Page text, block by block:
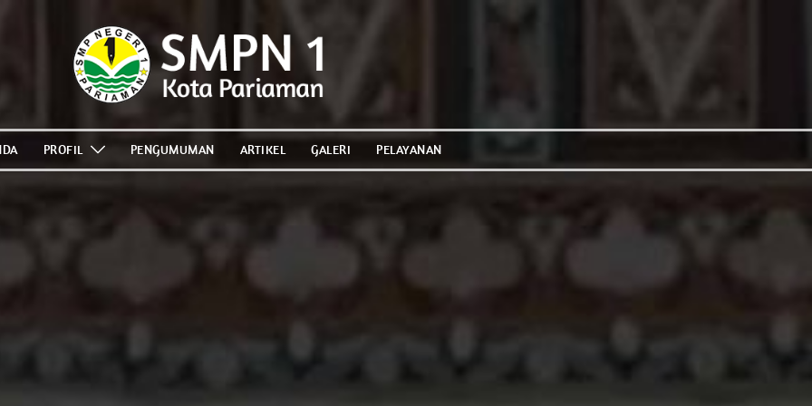
PROFIL PENGUMUMAN ARTIKEL GALERI PELAYANAN